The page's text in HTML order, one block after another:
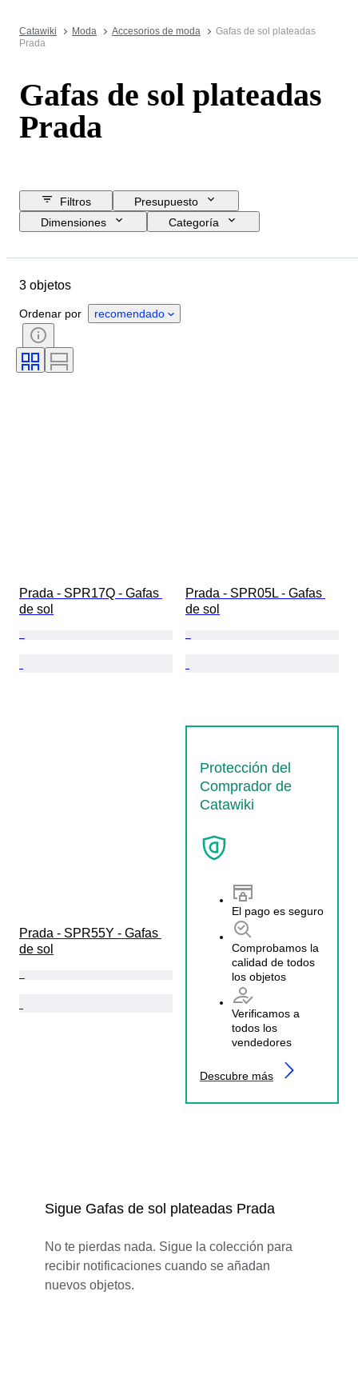
Catawiki Moda Accesorios de moda
Gafas de sol plateadas
Prada
Gafas de sol plateadas
Prada
Filtros
Presupuesto
Dimensiones
Categoría
País de origen
Color
Accesorios incluidos
Era
3 objetos
Ordenar por recomendado
Prada - SPR17Q - Gafas
de sol
Prada - SPR05L - Gafas
de sol
Prada - SPR55Y - Gafas
de sol
Protección del
Comprador de
Catawiki
El pago es seguro
Comprobamos la
calidad de todos
los objetos
Verificamos a
todos los
vendedores
Descubre más
Sigue Gafas de sol plateadas Prada
No te pierdas nada. Sigue la colección para
recibir notificaciones cuando se añadan
nuevos objetos.